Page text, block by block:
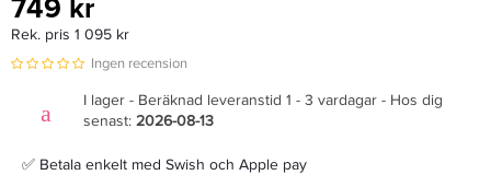
749 kr
Rek. pris 1 095 kr
Ingen recension
I lager - Beräknad leveranstid 1 - 3 vardagar - Hos dig
senast: 2026-08-13
✅ Betala enkelt med Swish och Apple pay